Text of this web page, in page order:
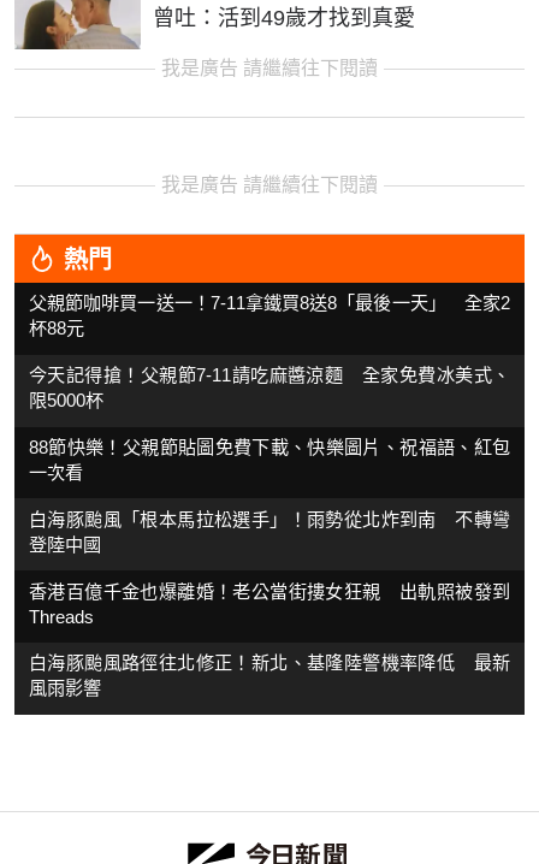
曾吐：活到49歲才找到真愛
我是廣告 請繼續往下閱讀
我是廣告 請繼續往下閱讀
熱門
父親節咖啡買一送一！7-11拿鐵買8送8「最後一天」 全家2
杯88元
今天記得搶！父親節7-11請吃麻醬涼麵 全家免費冰美式、
限5000杯
88節快樂！父親節貼圖免費下載、快樂圖片、祝福語、紅包
一次看
白海豚颱風「根本馬拉松選手」！雨勢從北炸到南 不轉彎
登陸中國
香港百億千金也爆離婚！老公當街摟女狂親 出軌照被發到
Threads
白海豚颱風路徑往北修正！新北、基隆陸警機率降低 最新
風雨影響